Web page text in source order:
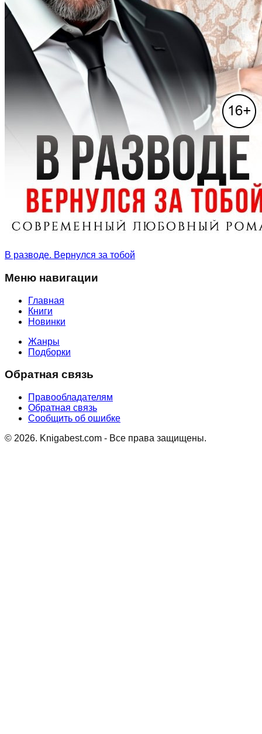
В разводе. Вернулся за тобой
Меню навигации
Главная
Книги
Новинки
Жанры
Подборки
Обратная связь
Правообладателям
Обратная связь
Сообщить об ошибке
© 2026. Knigabest.com - Все права защищены.